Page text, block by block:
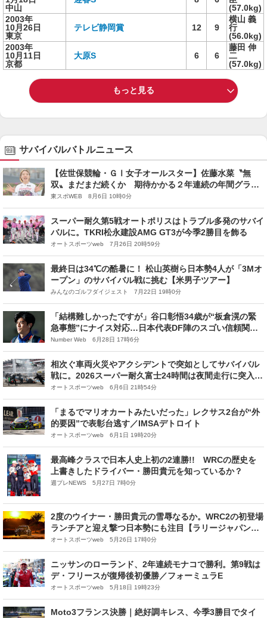
中山
(57.0kg)
2003年
10月26日
東京
テレビ静岡賞 12 9
横山 義
行
(56.0kg)
2003年
10月11日
京都
大原S 6 6
藤田 伸
二
(57.0kg)
もっと見る
サバイバルバトルニュース
【佐世保競輪・ＧⅠ女子オールスター】佐藤水菜〝無
双〟まだまだ続くか 期待かかる２年連続の年間グラン
プリスラム
東スポWEB 8月6日 10時0分
スーパー耐久第5戦オートポリスはトラブル多発のサバイ
バルに。TKRI松永建設AMG GT3が今季2勝目を飾る
オートスポーツweb 7月26日 20時59分
最終日は34℃の酷暑に！ 松山英樹ら日本勢4人が「3Mオ
ープン」のサバイバル戦に挑む【米男子ツアー】
みんなのゴルフダイジェスト 7月22日 19時0分
「結構難しかったですが」谷口彰悟34歳が“板倉滉の緊
急事態”にナイス対応…日本代表DF陣のスゴい信頼関係
「ブラジル戦、自分がバトルして存在感を」
Number Web 6月28日 17時6分
相次ぐ車両火災やアクシデントで突如としてサバイバル
戦に。2026スーパー耐久富士24時間は夜間走行に突入
【決勝6時間レポート】
オートスポーツweb 6月6日 21時54分
「まるでマリオカートみたいだった」レクサス2台が“外
的要因”で表彰台逃す／IMSAデトロイト
オートスポーツweb 6月1日 19時20分
最高峰クラスで日本人史上初の2連勝!! WRCの歴史を
上書きしたドライバー・勝田貴元を知っているか？
週プレNEWS 5月27日 7時0分
2度のウイナー・勝田貴元の雪辱なるか。WRC2の初登場
ランチアと迎え撃つ日本勢にも注目【ラリージャパン見
どころガイド】
オートスポーツweb 5月26日 17時0分
ニッサンのローランド、2年連続モナコで勝利。第9戦は
デ・フリースが復帰後初優勝／フォーミュラE
オートスポーツweb 5月18日 19時23分
Moto3フランス決勝｜絶好調キレス、今季3勝目でタイ